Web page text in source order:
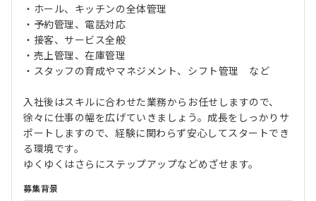
・ホール、キッチンの全体管理
・予約管理、電話対応
・接客、サービス全般
・売上管理、在庫管理
・スタッフの育成やマネジメント、シフト管理 など
入社後はスキルに合わせた業務からお任せしますので、
徐々に仕事の幅を広げていきましょう。成長をしっかりサ
ポートしますので、経験に関わらず安心してスタートでき
る環境です。
ゆくゆくはさらにステップアップなどめざせます。
募集背景